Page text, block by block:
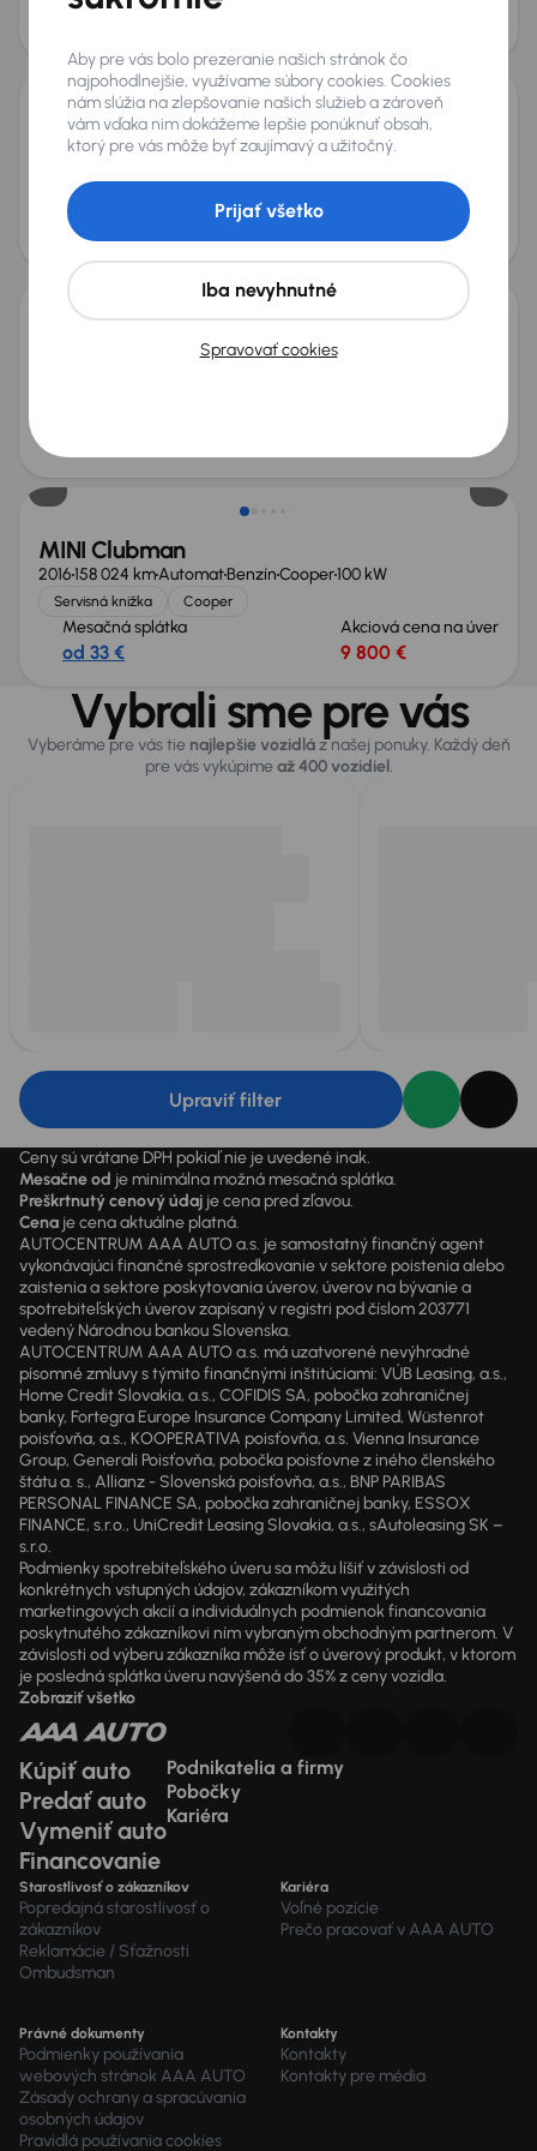
MINI Clubman
2016 148 233 kmAutomatBenzín Cooper 100 kW
Servisná knižka Cooper
Mesačná splátka
od 37 €
Akciová cena na úver
Automat
MINI Clubman
2016158 024 kmAutomatBenzínCooper100 kW
Servisná knižka Cooper
Mesačná splátka
od 33 €
Akciová cena na úver
9 800 €
Vybrali sme pre vás
Vyberáme pre vás tie najlepšie vozidláz našej ponuky. Každý deň
pre vás vykúpimeaž 400 vozidiel.
Upraviť filter
Ceny sú vrátane DPH pokiaľ nie je uvedené inak.
Mesačne od je minimálna možná mesačná splátka.
Preškrtnutý cenový údaj je cena pred zľavou.
Cena je cena aktuálne platná.
AUTOCENTRUM AAA AUTO a.s. je samostatný finančný agent
vykonávajúci finančné sprostredkovanie v sektore poistenia alebo
zaistenia a sektore poskytovania úverov, úverov na bývanie a
spotrebiteľských úverov zapísaný v registri pod číslom 203771
vedený Národnou bankou Slovenska.
AUTOCENTRUM AAA AUTO a.s. má uzatvorené nevýhradné
písomné zmluvy s týmito finančnými inštitúciami: VÚB Leasing, a.s.,
Home Credit Slovakia, a.s., COFIDIS SA, pobočka zahraničnej
banky, Fortegra Europe Insurance Company Limited, Wüstenrot
poisťovňa, a.s., KOOPERATIVA poisťovňa, a.s. Vienna Insurance
Group, Generali Poisťovňa, pobočka poisťovne z iného členského
štátu a. s., Allianz - Slovenská poisťovňa, a.s., BNP PARIBAS
PERSONAL FINANCE SA, pobočka zahraničnej banky, ESSOX
FINANCE, s.r.o., UniCredit Leasing Slovakia, a.s., sAutoleasing SK –
s.r.o.
Podmienky spotrebiteľského úveru sa môžu líšiť v závislosti od
konkrétnych vstupných údajov, zákazníkom využitých
marketingových akcií a individuálnych podmienok financovania
poskytnutého zákazníkovi ním vybraným obchodným partnerom. V
závislosti od výberu zákazníka môže ísť o úverový produkt, v ktorom
je posledná splátka úveru navýšená do 35% z ceny vozidla.
Zobraziť všetko
Kúpiť auto
Predať auto
Vymeniť auto
Financovanie
Podnikatelia a firmy
Pobočky
Kariéra
Starostlivosť o zákazníkov
Popredajná starostlivosť o
zákazníkov
Reklamácie / Sťažnosti
Ombudsman
Kariéra
Voľné pozície
Prečo pracovať v AAA AUTO
Právné dokumenty
Podmienky používania
webových stránok AAA AUTO
Zásady ochrany a spracúvania
osobných údajov
Pravidlá používania cookies
Kontakty
Kontakty
Kontakty pre média
Aby pre vás bolo prezeranie našich stránok čo
najpohodlnejšie, využívame súbory cookies. Cookies
nám slúžia na zlepšovanie našich služieb a zároveň
vám vďaka nim dokážeme lepšie ponúknuť obsah,
ktorý pre vás môže byť zaujímavý a užitočný.
Spravovať cookies
Iba nevyhnutné
Prijať všetko